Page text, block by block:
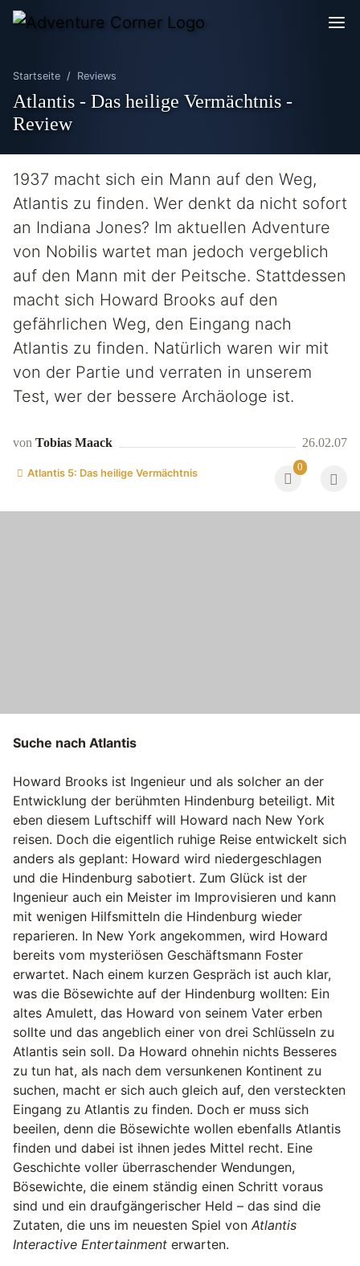
Startseite Reviews
Atlantis - Das heilige Vermächtnis -
Review
1937 macht sich ein Mann auf den Weg,
Atlantis zu finden. Wer denkt da nicht sofort
an Indiana Jones? Im aktuellen Adventure
von Nobilis wartet man jedoch vergeblich
auf den Mann mit der Peitsche. Stattdessen
macht sich Howard Brooks auf den
gefährlichen Weg, den Eingang nach
Atlantis zu finden. Natürlich waren wir mit
von der Partie und verraten in unserem
Test, wer der bessere Archäologe ist.
von Tobias Maack 26.02.07
Atlantis 5: Das heilige Vermächtnis 0
Suche nach Atlantis
Howard Brooks ist Ingenieur und als solcher an der
Entwicklung der berühmten Hindenburg beteiligt. Mit
eben diesem Luftschiff will Howard nach New York
reisen. Doch die eigentlich ruhige Reise entwickelt sich
anders als geplant: Howard wird niedergeschlagen
und die Hindenburg sabotiert. Zum Glück ist der
Ingenieur auch ein Meister im Improvisieren und kann
mit wenigen Hilfsmitteln die Hindenburg wieder
reparieren. In New York angekommen, wird Howard
bereits vom mysteriösen Geschäftsmann Foster
erwartet. Nach einem kurzen Gespräch ist auch klar,
was die Bösewichte auf der Hindenburg wollten: Ein
altes Amulett, das Howard von seinem Vater erben
sollte und das angeblich einer von drei Schlüsseln zu
Atlantis sein soll. Da Howard ohnehin nichts Besseres
zu tun hat, als nach dem versunkenen Kontinent zu
suchen, macht er sich auch gleich auf, den versteckten
Eingang zu Atlantis zu finden. Doch er muss sich
beeilen, denn die Bösewichte wollen ebenfalls Atlantis
finden und dabei ist ihnen jedes Mittel recht. Eine
Geschichte voller überraschender Wendungen,
Bösewichte, die einem ständig einen Schritt voraus
sind und ein draufgängerischer Held – das sind die
Zutaten, die uns im neuesten Spiel von Atlantis
Interactive Entertainment erwarten.